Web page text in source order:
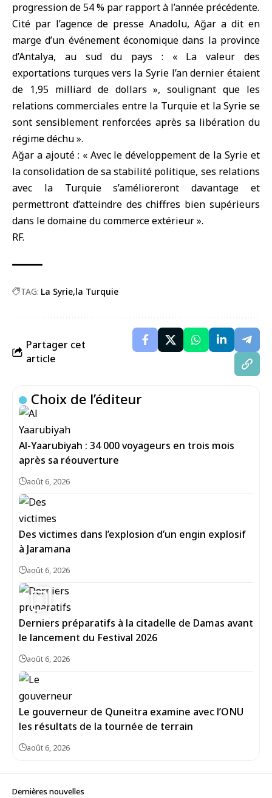
progression de 54 % par rapport à l’année précédente.
Cité par l’agence de presse Anadolu, Ağar a dit en
marge d’un événement économique dans la province
d’Antalya, au sud du pays : « La valeur des
exportations turques vers la Syrie l’an dernier étaient
de 1,95 milliard de dollars », soulignant que les
relations commerciales entre la Turquie et la Syrie se
sont sensiblement renforcées après sa libération du
régime déchu ».
Ağar a ajouté : « Avec le développement de la Syrie et
la consolidation de sa stabilité politique, ses relations
avec la Turquie s’amélioreront davantage et
permettront d’atteindre des chiffres bien supérieurs
dans le domaine du commerce extérieur ».
RF.
TAG: La Syrie la Turquie
Partager cet
article
Choix de l’éditeur
Al-Yaarubiyah : 34 000 voyageurs en trois mois
après sa réouverture
août 6, 2026
Des victimes dans l’explosion d’un engin explosif
à Jaramana
août 6, 2026
5
Derniers préparatifs à la citadelle de Damas avant
le lancement du Festival 2026
août 6, 2026
Le gouverneur de Quneitra examine avec l’ONU
les résultats de la tournée de terrain
août 6, 2026
Dernières nouvelles